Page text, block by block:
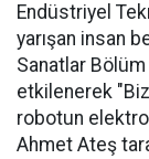
Endüstriyel
yarışan insan
Sanatlar
etkilenerek
robotun
Ahmet Ateş